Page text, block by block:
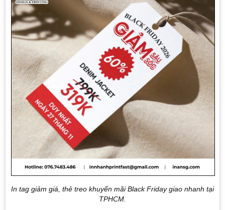
In tag giảm giá, thẻ treo khuyến mãi Black Friday giao nhanh tại
TPHCM.